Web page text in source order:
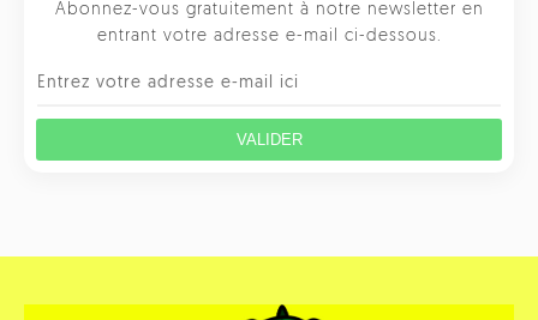
Abonnez-vous gratuitement à notre newsletter en
entrant votre adresse e-mail ci-dessous.
VALIDER